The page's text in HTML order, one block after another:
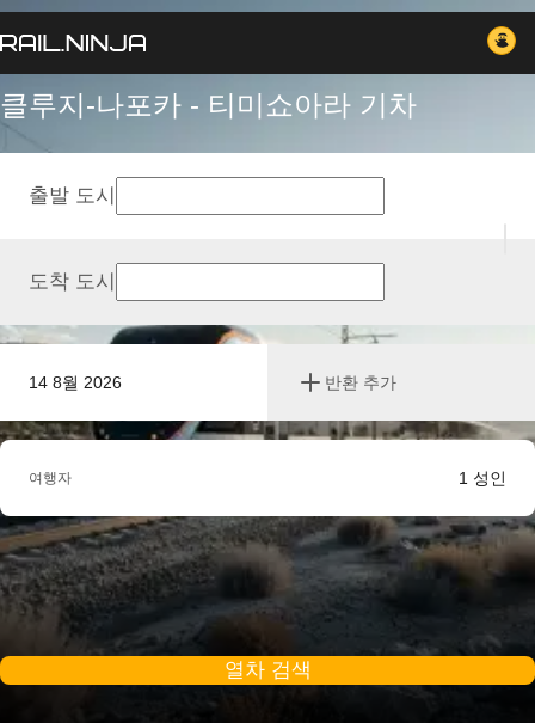
클루지-나포카 - 티미쇼아라 기차
14 8월 2026 반환 추가
출발 도시
도착 도시
여행자 1 성인
열차 검색